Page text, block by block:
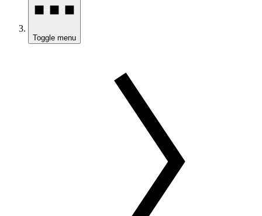
Toggle menu